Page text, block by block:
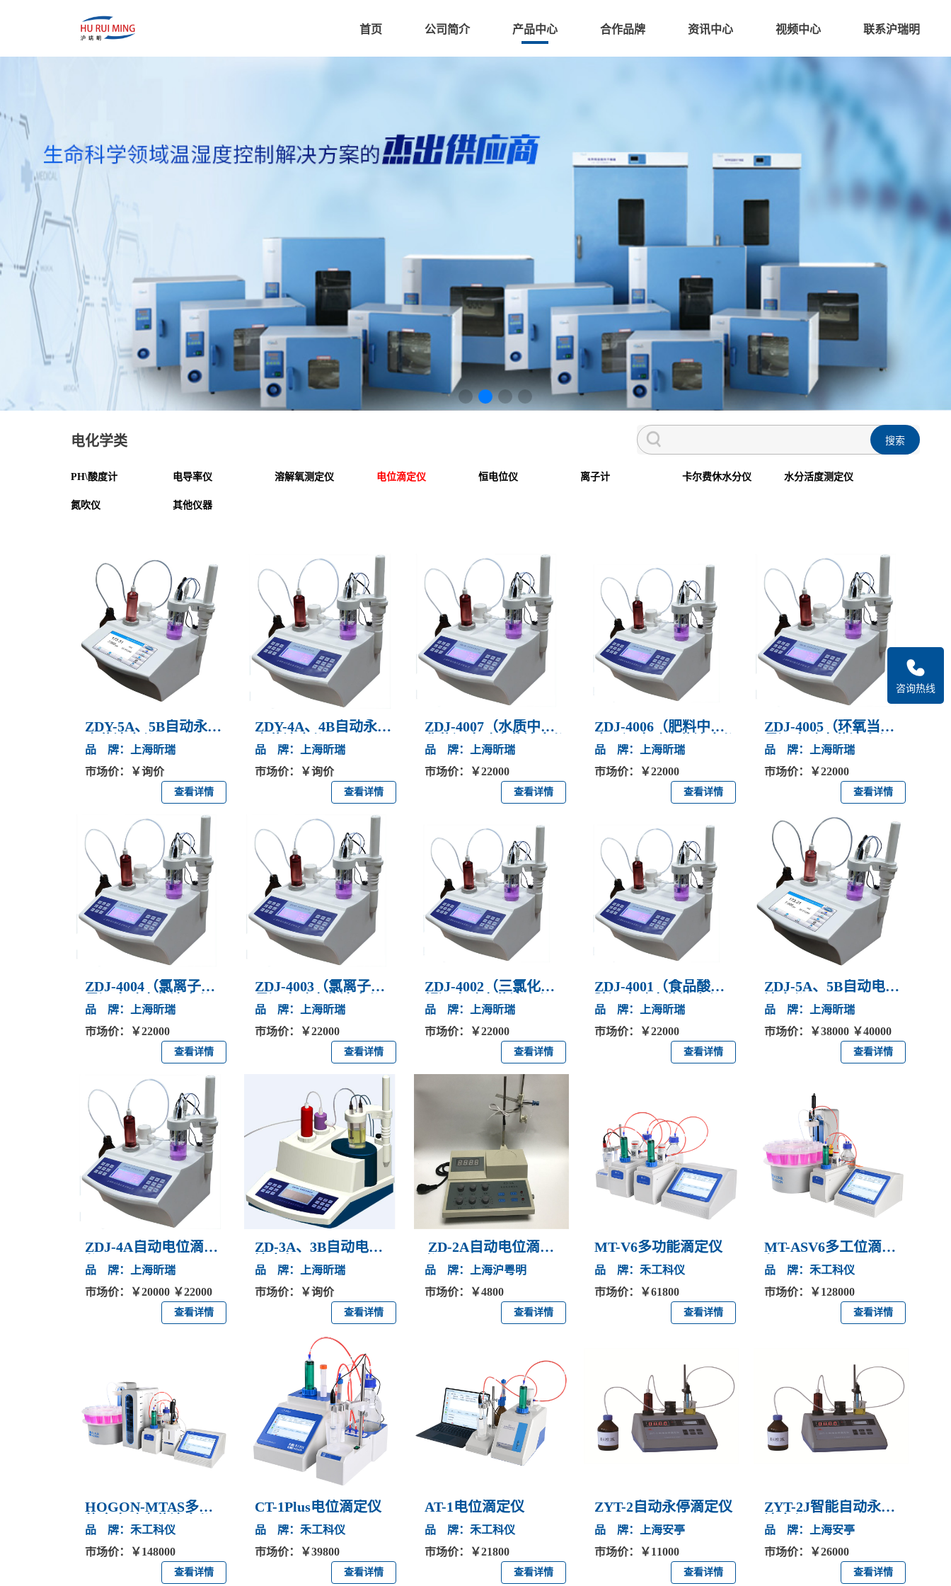
首页 公司简介 产品中心 合作品牌 资讯中心 视频中心 联系沪瑞明
电化学类
PH\酸度计 电导率仪 溶解氧测定仪 电位滴定仪 恒电位仪 离子计 卡尔费休水分仪 水分活度测定仪
氮吹仪 其他仪器
ZDY-5A、5B自动永停
电位滴定仪
品 牌：上海昕瑞
市场价：￥询价
查看详情
ZDY-4A、4B自动永停
电位滴定仪
品 牌：上海昕瑞
市场价：￥询价
查看详情
ZDJ-4007（水质中氯
化物）自动电位滴定仪
品 牌：上海昕瑞
市场价：￥22000
查看详情
ZDJ-4006（肥料中氯
离子）自动电位滴定仪
品 牌：上海昕瑞
市场价：￥22000
查看详情
ZDJ-4005（环氧当
量）自动电位滴定仪
品 牌：上海昕瑞
市场价：￥22000
查看详情
ZDJ-4004（氯离子含
量）自动电位滴定仪
品 牌：上海昕瑞
市场价：￥22000
查看详情
ZDJ-4003（氯离子含
量）自动电位滴定仪
品 牌：上海昕瑞
市场价：￥22000
查看详情
ZDJ-4002（三氯化
铝）自动电位滴定仪
品 牌：上海昕瑞
市场价：￥22000
查看详情
ZDJ-4001（食品酸
阶）自动电位滴定仪
品 牌：上海昕瑞
市场价：￥22000
查看详情
ZDJ-5A、5B自动电位
滴定仪
品 牌：上海昕瑞
市场价：￥38000 ￥40000
查看详情
ZDJ-4A自动电位滴定
仪ZDJ-4B
品 牌：上海昕瑞
市场价：￥20000 ￥22000
查看详情
ZD-3A、3B自动电位
滴定仪
品 牌：上海昕瑞
市场价：￥询价
查看详情
ZD-2A自动电位滴定
仪
品 牌：上海沪粤明
市场价：￥4800
查看详情
MT-V6多功能滴定仪
品 牌：禾工科仪
市场价：￥61800
查看详情
MT-ASV6多工位滴定
仪
品 牌：禾工科仪
市场价：￥128000
查看详情
HOGON-MTAS多功
能全自动电位滴定仪
品 牌：禾工科仪
市场价：￥148000
查看详情
CT-1Plus电位滴定仪
品 牌：禾工科仪
市场价：￥39800
查看详情
AT-1电位滴定仪
品 牌：禾工科仪
市场价：￥21800
查看详情
ZYT-2自动永停滴定仪
品 牌：上海安亭
市场价：￥11000
查看详情
ZYT-2J智能自动永停
滴定仪
品 牌：上海安亭
市场价：￥26000
查看详情
咨询热线